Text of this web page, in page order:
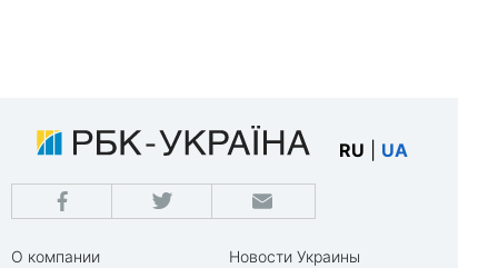
RU UA
О компании
Новости Украины